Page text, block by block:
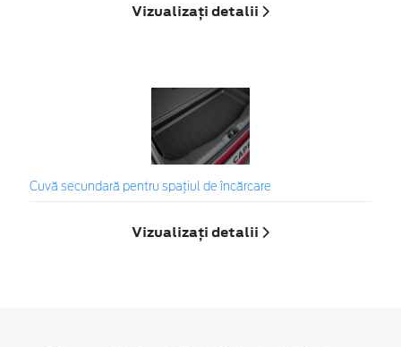
Vizualizați detalii
Cuvă secundară pentru spațiul de încărcare
Vizualizați detalii